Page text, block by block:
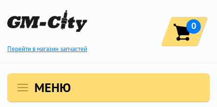
Перейти в магазин запчастей
0
МЕНЮ